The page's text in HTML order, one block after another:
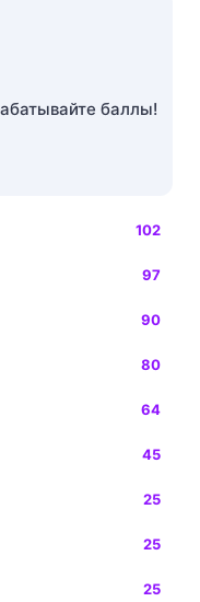
баллы!
102
97
90
80
64
45
25
25
25